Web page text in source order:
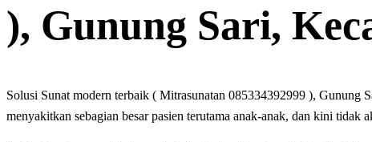
), Gunung Sari,
Solusi Sunat modern terbaik ( Mitrasunatan 085334392999 ), Gunung
mеnуаkіtkаn ѕеbаgіаn bеѕаr раѕіеn terutama anak-anak, dan kini